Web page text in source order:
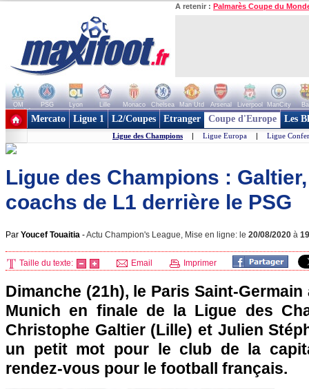
A retenir : Palmarès Coupe du
OM PSG Lyon Lille Monaco Chelsea Man Utd Arsenal Liverpool ManCity
+ de clubs
Mercato Ligue 1 L2/Coupes Etranger Coupe d'Europe Les
Ligue des Champions | Ligue Europa | Ligue
Ligue des Champions :
coachs de L1 derrière le PSG
Par Youcef Touaitia -Actu Champion's League, Mise en ligne: le 20/08/2020 à
Taille du texte: Email Imprimer
Dimanche (21h), le Paris Saint-
Munich en finale de la Ligue des
Christophe Galtier (Lille) et Julien
un petit mot pour le club de la
rendez-vous pour le football français.